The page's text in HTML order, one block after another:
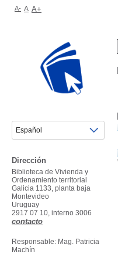
A- A A+
Dirección
Biblioteca de Vivienda y
Ordenamiento territorial
Galicia 1133, planta baja
Montevideo
Uruguay
2917 07 10, interno 3006
contacto
Responsable: Mag. Patricia
Machín